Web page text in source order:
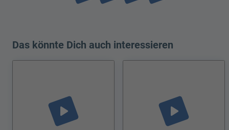
Das könnte Dich auch interessieren
play_arrow play_arrow